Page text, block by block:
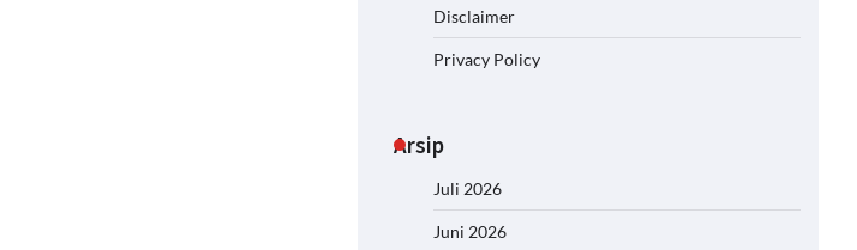
Disclaimer
Privacy Policy
Arsip
Juli 2026
Juni 2026